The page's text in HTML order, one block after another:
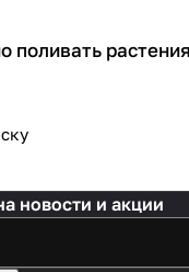
поливать растения
новости и акции